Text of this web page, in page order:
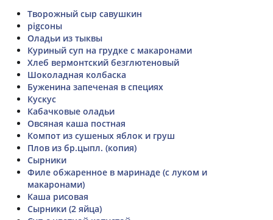
Творожный сыр савушкин
pigсоны
Оладьи из тыквы
Куриный суп на грудке с макаронами
Хлеб вермонтский безглютеновый
Шоколадная колбаска
Буженина запеченая в специях
Кускус
Кабачковые оладьи
Овсяная каша постная
Компот из сушеных яблок и груш
Плов из бр.цыпл. (копия)
Сырники
Филе обжаренное в маринаде (с луком и
макаронами)
Каша рисовая
Сырники (2 яйца)